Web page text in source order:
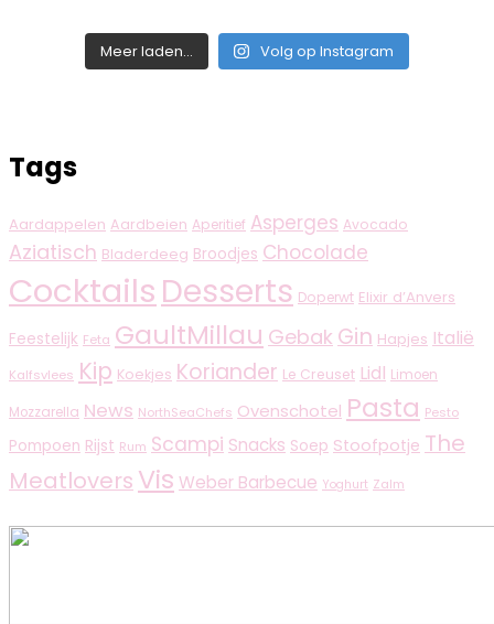
Meer laden... Volg op Instagram
Tags
Aardappelen Aardbeien Aperitief Asperges Avocado
Aziatisch Bladerdeeg Broodjes Chocolade
Cocktails Desserts Doperwt Elixir d’Anvers
Feestelijk Feta GaultMillau Gebak Gin Hapjes Italië
Kalfsvlees Kip Koekjes Koriander Le Creuset Lidl Limoen
Mozzarella News NorthSeaChefs Ovenschotel Pasta Pesto
Pompoen Rijst Rum Scampi Snacks Soep Stoofpotje The
Meatlovers Vis Weber Barbecue Yoghurt Zalm